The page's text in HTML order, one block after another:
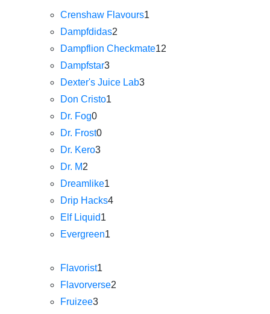
Crenshaw Flavours1
Dampfdidas2
Dampflion Checkmate12
Dampfstar3
Dexter's Juice Lab3
Don Cristo1
Dr. Fog0
Dr. Frost0
Dr. Kero3
Dr. M2
Dreamlike1
Drip Hacks4
Elf Liquid1
Evergreen1
Flavorist1
Flavorverse2
Fruizee3